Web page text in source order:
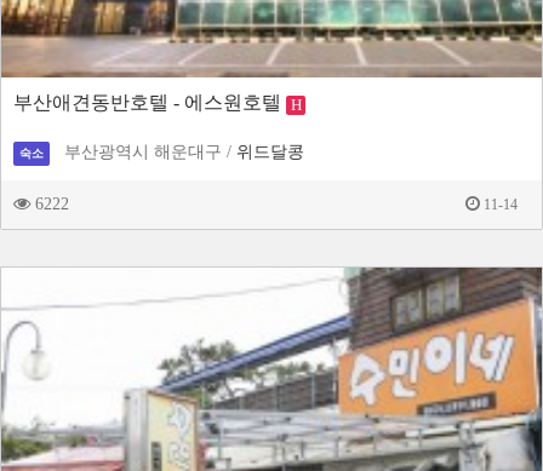
부산애견동반호텔 - 에스원호텔 H
숙소 부산광역시 해운대구 / 위드달콩
6222 11-14